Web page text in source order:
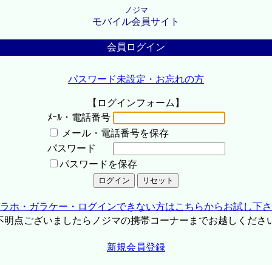
ノジマ
モバイル会員サイト
会員ログイン
パスワード未設定・お忘れの方
【ログインフォーム】
ﾒｰﾙ・電話番号
メール・電話番号を保存
パスワード
パスワードを保存
ホ・ガラケー・ログインできない方はこちらからお試し下
点ございましたらノジマの携帯コーナーまでお越しくださ
新規会員登録